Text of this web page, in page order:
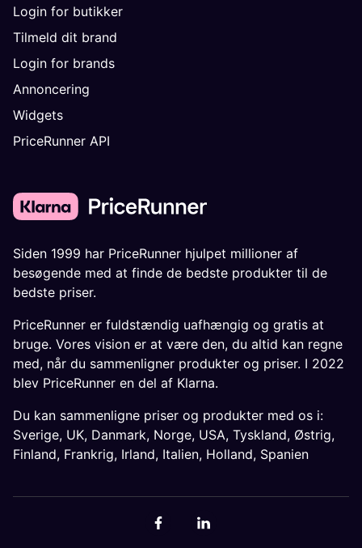
Login for butikker
Tilmeld dit brand
Login for brands
Annoncering
Widgets
PriceRunner API
Siden 1999 har PriceRunner hjulpet millioner af
besøgende med at finde de bedste produkter til de
bedste priser.
PriceRunner er fuldstændig uafhængig og gratis at
bruge. Vores vision er at være den, du altid kan regne
med, når du sammenligner produkter og priser. I 2022
blev PriceRunner en del af Klarna.
Du kan sammenligne priser og produkter med os i:
Sverige, UK, Danmark, Norge, USA, Tyskland, Østrig,
Finland, Frankrig, Irland, Italien, Holland, Spanien